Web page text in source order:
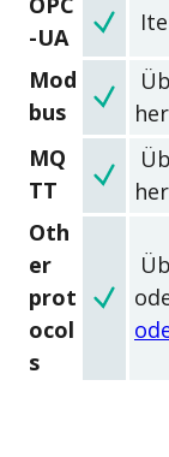
-UA
Mod
bus
MQ
TT
Oth
er
prot
ocol
s